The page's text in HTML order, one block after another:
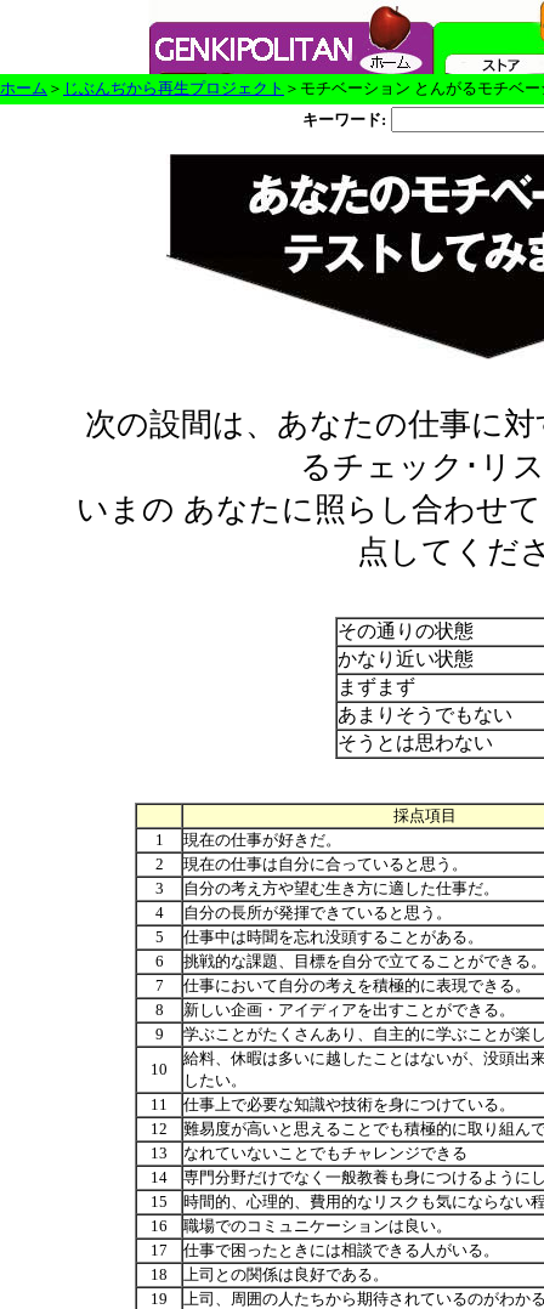
ホーム ＞ じぶんぢから再生プロジェクト ＞モチベーション とんがるモチベ
キーワード:
次の設間は、あなたの仕事に
るチェック･リ
いまの あなたに照らし合わせ
点してくだ
その通りの状態
かなり近い状態
まずまず
あまりそうでもない
そうとは思わない
採点項目
1
現在の仕事が好きだ。
2
現在の仕事は自分に合っていると思う。
3
自分の考え方や望む生き方に適した仕事だ。
4
自分の長所が発揮できていると思う。
5
仕事中は時聞を忘れ没頭することがある。
6
挑戦的な課題、目標を自分で立てることができる
7
仕事において自分の考えを積極的に表現できる。
8
新しい企画・アイディアを出すことができる。
9
学ぶことがたくさんあり、自主的に学ぶことが楽
10
給料、休暇は多いに越したことはないが、没頭出
したい。
11
仕事上で必要な知識や技術を身につけている。
12
難易度が高いと思えることでも積極的に取り組ん
13
なれていないことでもチャレンジできる
14
専門分野だけでなく一般教養も身につけるように
15
時間的、心理的、費用的なリスクも気にならない
16
職場でのコミュニケーションは良い。
17
仕事で困ったときには相談できる人がいる。
18
上司との関係は良好である。
19
上司、周囲の人たちから期待されているのがわか